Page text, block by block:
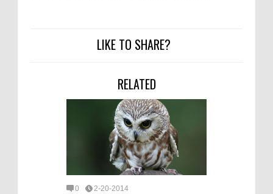
LIKE TO SHARE?
RELATED
0 2-20-2014